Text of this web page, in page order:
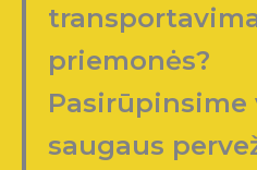
priemonės?
Pasirūpinsime
saugaus